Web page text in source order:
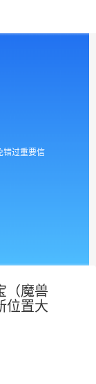
错过重要信
（魔兽
位置大